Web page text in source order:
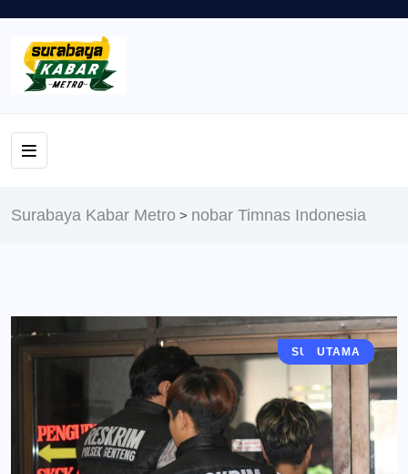
Surabaya Kabar Metro > nobar Timnas Indonesia
BERITA
SURABAYA
UTAMA